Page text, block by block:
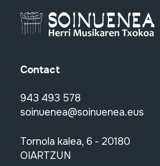
Contact
943 493 578
soinuenea@soinuenea.eus
Tornola kalea, 6 - 20180
OIARTZUN